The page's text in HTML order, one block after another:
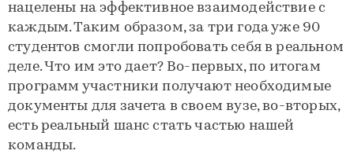
нацелены на эффективное взаимодействие с
каждым. Таким образом, за три года уже 90
студентов смогли попробовать себя в реальном
деле. Что им это дает? Во-первых, по итогам
программ участники получают необходимые
документы для зачета в своем вузе, во-вторых,
есть реальный шанс стать частью нашей
команды.